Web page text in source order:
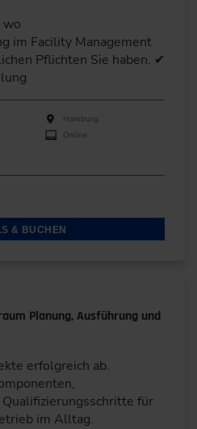
wo
im Facility Management
Pflichten Sie haben. ✔
Hamburg
Online
& BUCHEN
Planung, Ausführung und
erfolgreich ab.
für
im Alltag.